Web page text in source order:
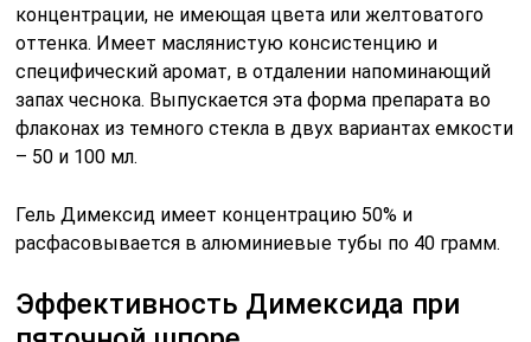
концентрации, не имеющая цвета или желтоватого
оттенка. Имеет маслянистую консистенцию и
специфический аромат, в отдалении напоминающий
запах чеснока. Выпускается эта форма препарата во
флаконах из темного стекла в двух вариантах емкости
– 50 и 100 мл.
Гель Димексид имеет концентрацию 50% и
расфасовывается в алюминиевые тубы по 40 грамм.
Эффективность Димексида при